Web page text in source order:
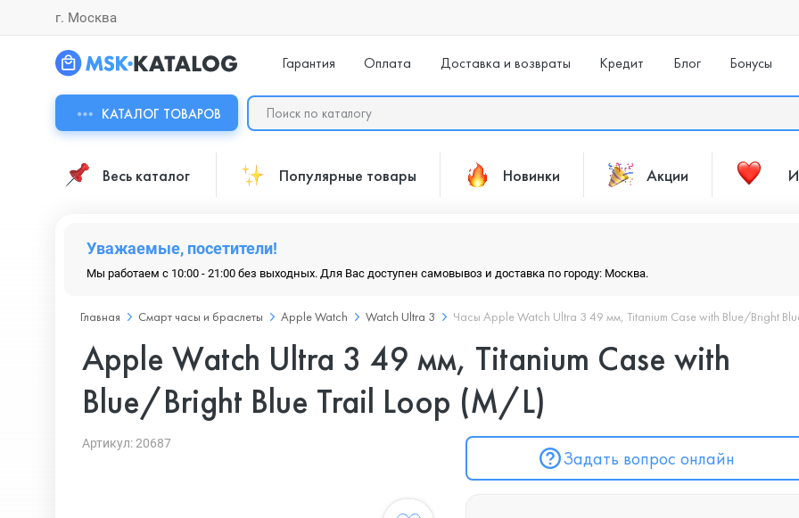
г. Москва
Гарантия Оплата Доставка и возвраты Кредит Блог Бонусы
КАТАЛОГ ТОВАРОВ
Весь каталог Популярные товары Новинки Акции
Уважаемые, посетители!
Мы работаем с 10:00 - 21:00 без выходных. Для Вас доступен самовывоз и доставка по городу: Москва.
Главная Смарт часы и браслеты Apple Watch Watch Ultra 3 Часы Apple Watch Ultra 3 49 мм, Titanium Case with Blue/Bright
Apple Watch Ultra 3 49 мм, Titanium Case with
Blue/Bright Blue Trail Loop (M/L)
Артикул: 20687
Задать вопрос онлайн